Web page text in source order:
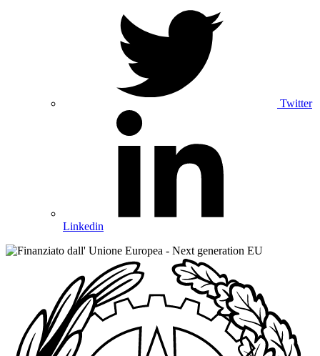
Twitter
Linkedin